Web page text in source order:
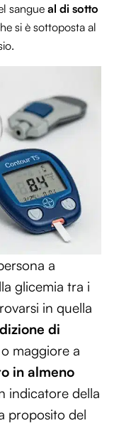
sangue al di sotto
si è sottoposta al
a
glicemia tra i
in quella
di
maggiore a
in almeno
indicatore della
proposito del